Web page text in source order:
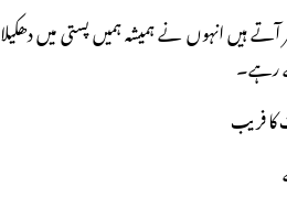
ہیں انہوں نے ہمیشہ ہمیں پستی میں دھکیلا
رہے۔
فریب